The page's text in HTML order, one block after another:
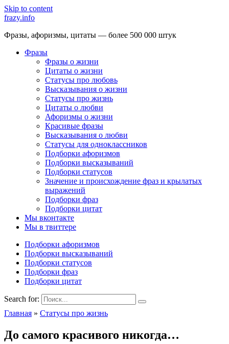
Skip to content
frazy.info
Фразы, афоризмы, цитаты — более 500 000 штук
Фразы
Фразы о жизни
Цитаты о жизни
Статусы про любовь
Высказывания о жизни
Статусы про жизнь
Цитаты о любви
Афоризмы о жизни
Красивые фразы
Высказывания о любви
Статусы для одноклассников
Подборки афоризмов
Подборки высказываний
Подборки статусов
Значение и происхождение фраз и крылатых
выражений
Подборки фраз
Подборки цитат
Мы вконтакте
Мы в твиттере
Подборки афоризмов
Подборки высказываний
Подборки статусов
Подборки фраз
Подборки цитат
Search for:
Главная » Статусы про жизнь
До самого красивого никогда…